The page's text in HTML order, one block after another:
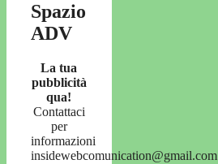
Spazio
ADV
La tua
pubblicità
qua!
Contattaci
per
informazioni
insidewebcomunication@gmail.com